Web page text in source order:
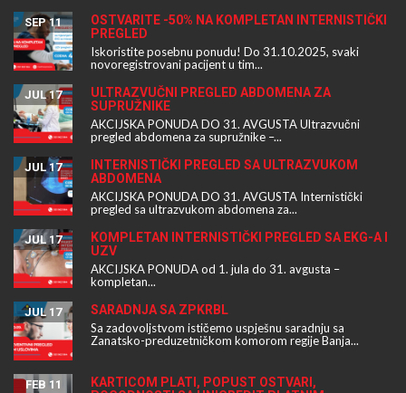
OSTVARITE -50% NA KOMPLETAN INTERNISTIČKI
PREGLED
SEP 11
Iskoristite posebnu ponudu! Do 31.10.2025, svaki
novoregistrovani pacijent u tim...
ULTRAZVUČNI PREGLED ABDOMENA ZA
SUPRUŽNIKE
JUL 17
AKCIJSKA PONUDA DO 31. AVGUSTA Ultrazvučni
pregled abdomena za supružnike –...
INTERNISTIČKI PREGLED SA ULTRAZVUKOM
ABDOMENA
JUL 17
AKCIJSKA PONUDA DO 31. AVGUSTA Internistički
pregled sa ultrazvukom abdomena za...
KOMPLETAN INTERNISTIČKI PREGLED SA EKG-A I
UZV
JUL 17
AKCIJSKA PONUDA od 1. jula do 31. avgusta –
kompletan...
SARADNJA SA ZPKRBL
JUL 17
Sa zadovoljstvom ističemo uspješnu saradnju sa
Zanatsko-preduzetničkom komorom regije Banja...
KARTICOM PLATI, POPUST OSTVARI,
FEB 11